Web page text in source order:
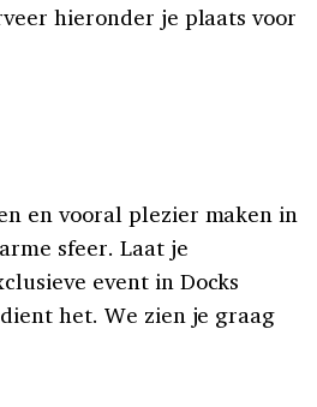
hieronder je plaats voor
en vooral plezier maken in
sfeer. Laat je
event in Docks
het. We zien je graag